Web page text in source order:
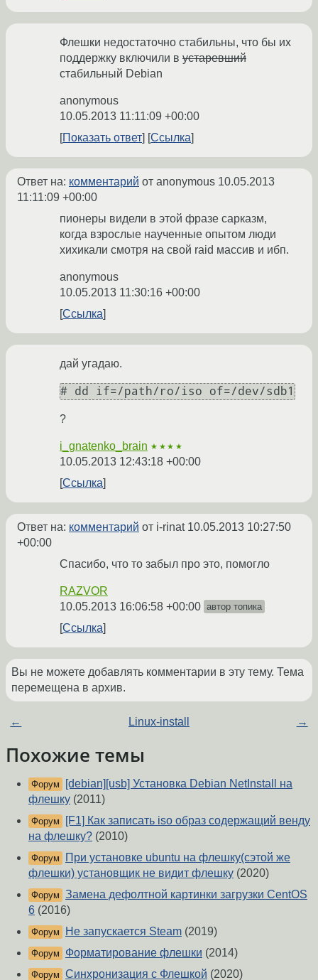
Флешки недостаточно стабильны, что бы их
поддержку включили в устаревший
стабильный Debian
anonymous
10.05.2013 11:11:09 +00:00
Показать ответ
Ссылка
Ответ на: комментарий от anonymous 10.05.2013
11:11:09 +00:00
пионеры видели в этой фразе сарказм,
когда взрослые наученные опытом люди
хихикали смотря на свой raid массив и ибп.
anonymous
10.05.2013 11:30:16 +00:00
Ссылка
дай угадаю.
?
i_gnatenko_brain ★★★★
10.05.2013 12:43:18 +00:00
Ссылка
Ответ на: комментарий от i-rinat 10.05.2013 10:27:50
+00:00
Спасибо, что то забыл про это, помогло
RAZVOR
10.05.2013 16:06:58 +00:00 автор топика
Ссылка
Вы не можете добавлять комментарии в эту тему. Тема
перемещена в архив.
← Linux-install →
Похожие темы
Форум
[debian][usb] Установка Debian NetInstall на
флешку (2011)
Форум
[F1] Как записать iso образ содержащий венду
на флешку? (2010)
Форум
При установке ubuntu на флешку(сэтой же
флешки) установщик не видит флешку (2020)
Форум Замена дефолтной картинки загрузки CentOS
6 (2016)
Форум Не запускается Steam (2019)
Форум Форматирование флешки (2014)
Форум Синхронизация с Флешкой (2020)